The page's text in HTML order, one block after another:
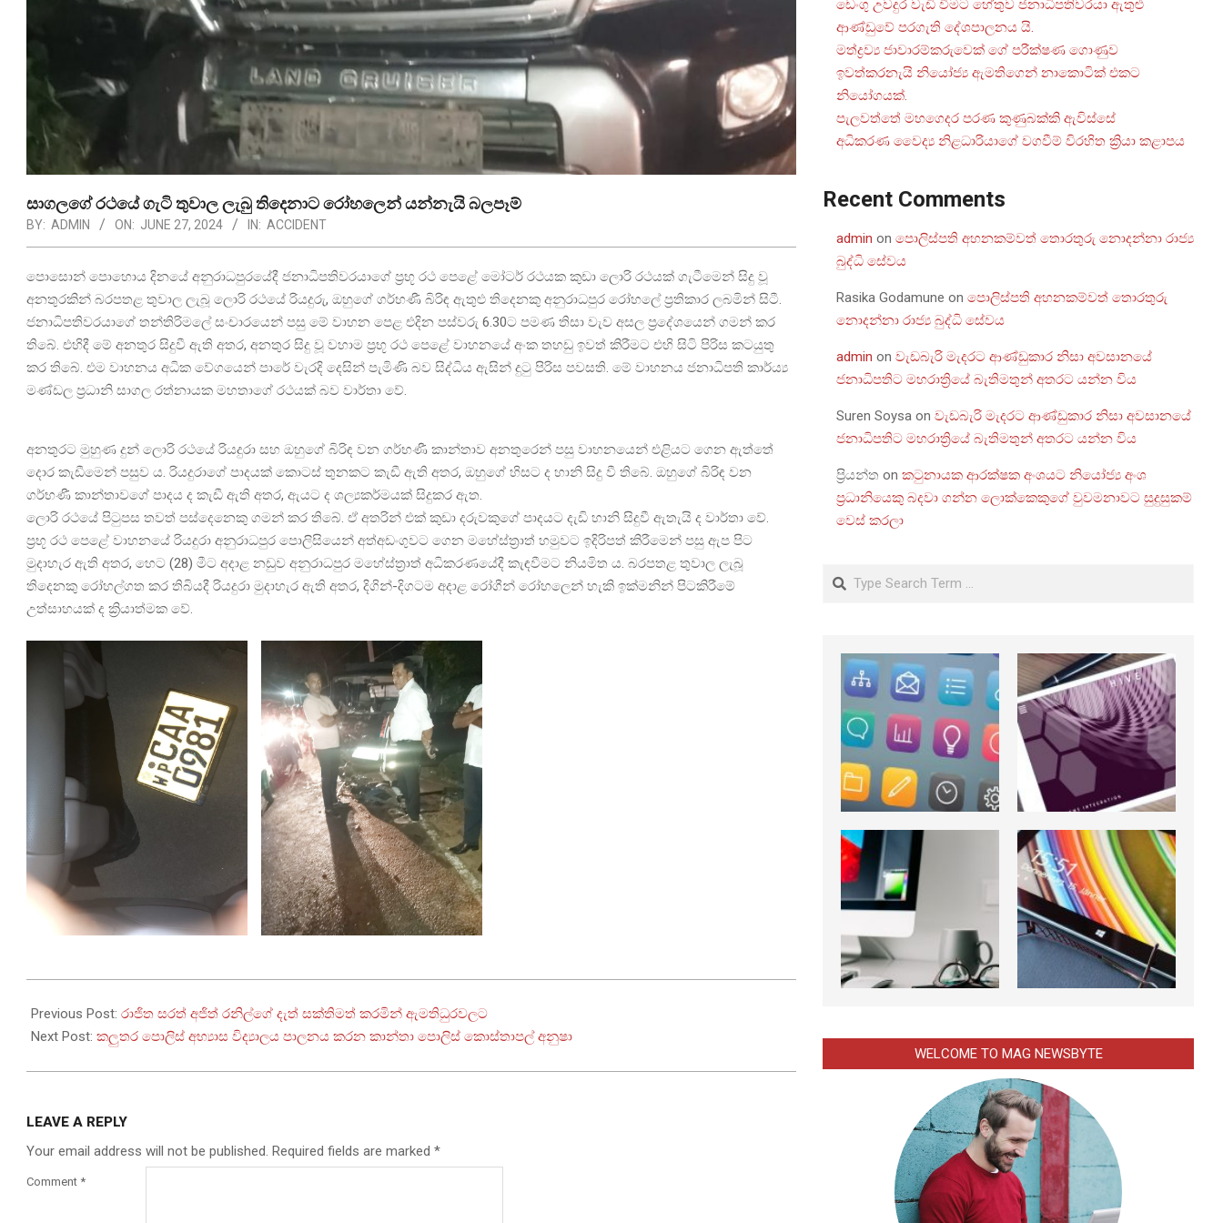
සාගලගේ රථයේ ගැටි තුවාල ලැබු තිදෙනාට රෝහලෙන් යන්නැයි බලපෑම්
BY: ADMIN ON: JUNE 27, 2024 IN: ACCIDENT
පොසොන් පොහොය දිනයේ අනුරාධපුරයේදී ජනාධිපතිවරයාගේ ප්‍රභූ රථ පෙළේ මෝටර් රථයක කුඩා ලොරි රථයක් ගැටීමෙන් සිදු වූ
අනතුරකින් බරපතළ තුවාල ලැබූ ලොරි රථයේ රියදුරු, ඔහුගේ ගර්භණී බිරිඳ ඇතුළු තිදෙනකු අනුරාධපුර රෝහලේ ප්‍රතිකාර ලබමින් සිටී.
ජනාධිපතිවරයාගේ තන්තිරිමලේ සංචාරයෙන් පසු මේ වාහන පෙළ එදින පස්වරු 6.30ට පමණ තිසා වැව අසල ප්‍රදේශයෙන් ගමන් කර
තිබේ. එහිදී මේ අනතුර සිදුවී ඇති අතර, අනතුර සිදු වූ වහාම ප්‍රභූ රථ පෙළේ වාහනයේ අංක තහඩු ඉවත් කිරීමට එහි සිටි පිරිස කටයුතු
කර තිබේ. එම වාහනය අධික වේගයෙන් පාරේ වැරදි දෙසින් පැමිණි බව සිද්ධිය ඇසින් දුටු පිරිස පවසති. මේ වාහනය ජනාධිපති කාර්ය්‍ය
මණ්ඩල ප්‍රධානි සාගල රත්නායක මහතාගේ රථයක් බව වාර්තා වේ.
අනතුරට මුහුණ දුන් ලොරි රථයේ රියදුරා සහ ඔහුගේ බිරිඳ වන ගර්භණී කාන්තාව අනතුරෙන් පසු වාහනයෙන් එළියට ගෙන ඇත්තේ
දොර කැඩීමෙන් පසුව ය. රියදුරාගේ පාදයක් කොටස් තුනකට කැඩී ඇති අතර, ඔහුගේ හිසට ද හානි සිදු වී තිබේ. ඔහුගේ බිරිඳ වන
ගර්භණී කාන්තාවගේ පාදය ද කැඩී ඇති අතර, ඇයට ද ශල්‍යකර්මයක් සිදුකර ඇත.
ලොරි රථයේ පිටුපස තවත් පස්දෙනෙකු ගමන් කර තිබේ. ඒ අතරින් එක් කුඩා දරුවකුගේ පාදයට දැඩි හානි සිදුවී ඇතැයි ද වාර්තා වේ.
ප්‍රභූ රථ පෙළේ වාහනයේ රියදුරා අනුරාධපුර පොලිසියෙන් අත්අඩංගුවට ගෙන මහේස්ත්‍රාත් හමුවට ඉදිරිපත් කිරීමෙන් පසු ඇප පිට
මුදාහැර ඇති අතර, හෙට (28) මීට අදාළ නඩුව අනුරාධපුර මහේස්ත්‍රාත් අධිකරණයේදී කැඳවීමට නියමිත ය. බරපතළ තුවාල ලැබූ
තිදෙනකු රෝහල්ගත කර තිබියදී රියදුරා මුදාහැර ඇති අතර, දිගින්-දිගටම අදාළ රෝගීන් රෝහලෙන් හැකි ඉක්මනින් පිටකිරීමේ
උත්සාහයක් ද ක්‍රියාත්මක වේ.
06-
27
Previous Post: රාජිත සරත් අජිත් රනිල්ගේ දැත් සක්තිමත් කරමින් ඇමතිධුරවලට
Next Post: කලුතර පොලිස් අභ්‍යාස විද්‍යාලය පාලනය කරන කාන්තා පොලිස් කොස්තාපල් අනුෂා
LEAVE A REPLY
Your email address will not be published. Required fields are marked *
Comment *
ඩෙංගු උවදුර වැඩි වීමට හේතුව ජනාධිපතිවරයා ඇතුළු
ආණ්ඩුවේ පරගැති දේශපාලනය යි.
මත්ද්‍රව්‍ය ජාවාරම්කරුවෙක් ගේ පරීක්ෂණ ගොණුව
ඉවත්කරනැයි නියෝජ්‍ය ඇමතිගෙන් නාකොටික් එකට
නියෝගයක්.
පැලවත්තේ මහගෙදර පරණ කුණුබක්කි ඇවිස්සේ
අධිකරණ වෛද්‍ය නිළධාරියාගේ වගවීම් විරහිත ක්‍රියා කළාපය
Recent Comments
admin on පොලිස්පති අහනකම්වත් තොරතුරු නොදන්නා රාජ්‍ය
බුද්ධි සේවය
Rasika Godamune on පොලිස්පති අහනකම්වත් තොරතුරු
නොදන්නා රාජ්‍ය බුද්ධි සේවය
admin on වැඩබැරි මැදරට ආණ්ඩුකාර නිසා අවසානයේ
ජනාධිපතිට මහරාත්‍රියේ බැතිමතුන් අතරට යන්න විය
Suren Soysa on වැඩබැරි මැදරට ආණ්ඩුකාර නිසා අවසානයේ
ජනාධිපතිට මහරාත්‍රියේ බැතිමතුන් අතරට යන්න විය
ප්‍රියන්ත on කටුනායක ආරක්ෂක අංශයට නියෝජ්‍ය අංශ
ප්‍රධානියෙකු බදවා ගන්න ලොක්කෙකුගේ වුවමනාවට සුදුසුකම්
වෙස් කරලා
Search
WELCOME TO MAG NEWSBYTE